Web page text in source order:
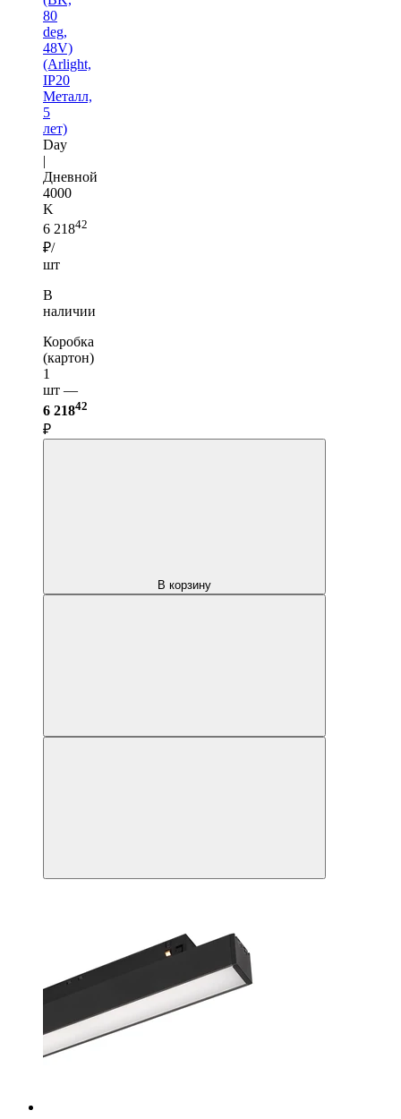
80
deg,
48V)
(Arlight,
IP20
Металл,
5
лет)
Day
|
Дневной
4000
K
6 21842
₽/
шт
В
наличии
Коробка
(картон)
1
шт —
6 21842
₽
В корзину